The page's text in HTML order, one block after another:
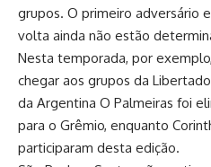
grupos. O primeiro adversário
volta ainda não estão
Nesta temporada, por
chegar aos grupos da
da Argentina O Palmeiras foi
para o Grêmio, enquanto
participaram desta edição.